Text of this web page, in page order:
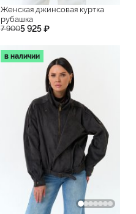
Женская джинсовая куртка
рубашка
7 9005 925 ₽
в наличии